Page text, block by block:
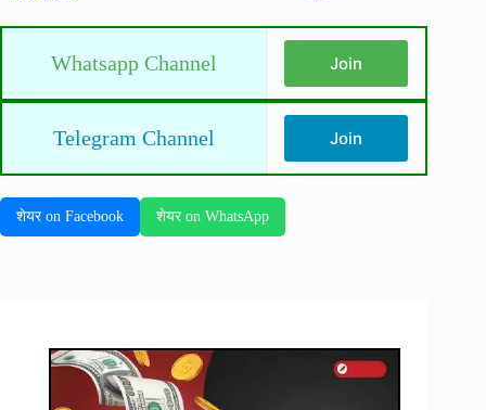
Whatsapp Channel Join
Telegram Channel Join
शेयर on Facebook शेयर on WhatsApp